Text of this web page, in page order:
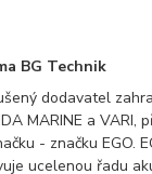
BG Technik
dodavatel
MARINE a VARI,
- značku EGO.
ucelenou řadu